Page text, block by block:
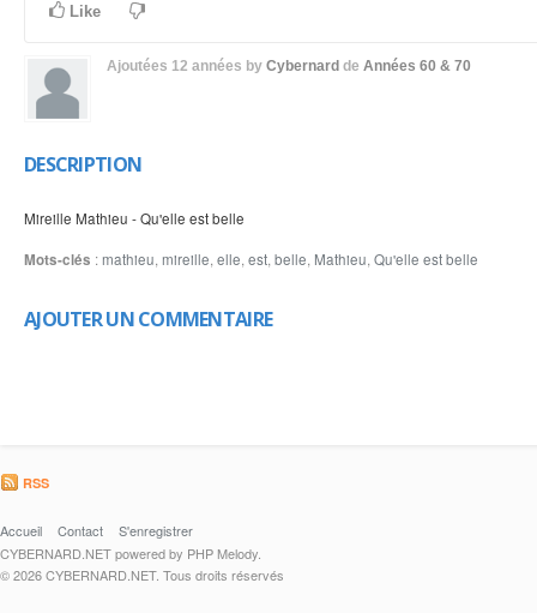
Like
Ajoutées 12 années by Cybernard de Années 60 & 70
DESCRIPTION
Mireille Mathieu - Qu'elle est belle
Mots-clés :mathieu, mireille, elle, est, belle, Mathieu, Qu'elle est belle
AJOUTER UN COMMENTAIRE
RSS
Accueil Contact
S'enregistrer
CYBERNARD.NET powered by PHP Melody.
© 2026 CYBERNARD.NET. Tous droits réservés